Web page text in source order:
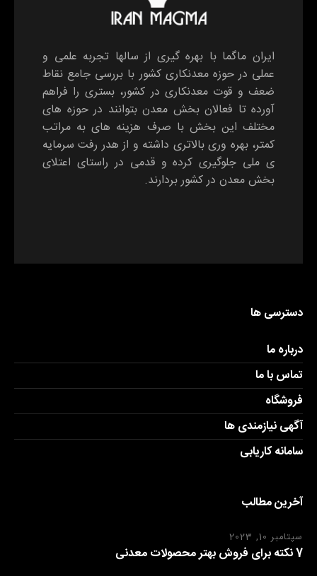
ایران ماگما با بهره گیری از سالها تجربه علمی و
عملی در حوزه معدنکاری کشور با بررسی جامع نقاط
ضعف و قوت معدنکاری در کشور، بستری را فراهم
آورده تا فعالان بخش معدن بتوانند در حوزه های
مختلف این بخش با صرف هزینه های به مراتب
کمتر، بهره وری بالاتری داشته و از هدر رفت سرمایه
ی ملی جلوگیری کرده و قدمی در راستای اعتلای
بخش معدن در کشور بردارند.
دسترسی ها
درباره ما
تماس با ما
فروشگاه
آگهی نیازمندی ها
سامانه کاریابی
آخرین مطالب
سپتامبر 10, 2023
7 نکته برای فروش بهتر محصولات معدنی